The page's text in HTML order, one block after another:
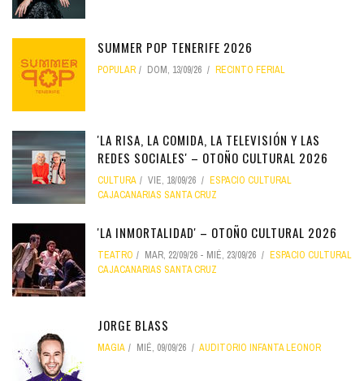
SUMMER POP TENERIFE 2026
POPULAR DOM, 13/09/26 RECINTO FERIAL
'LA RISA, LA COMIDA, LA TELEVISIÓN Y LAS
REDES SOCIALES' – OTOÑO CULTURAL 2026
CULTURA VIE, 18/09/26
ESPACIO CULTURAL
CAJACANARIAS SANTA CRUZ
'LA INMORTALIDAD' – OTOÑO CULTURAL 2026
TEATRO MAR, 22/09/26 - MIÉ, 23/09/26
ESPACIO CULTURAL
CAJACANARIAS SANTA CRUZ
JORGE BLASS
MAGIA MIÉ, 09/09/26 AUDITORIO INFANTA LEONOR